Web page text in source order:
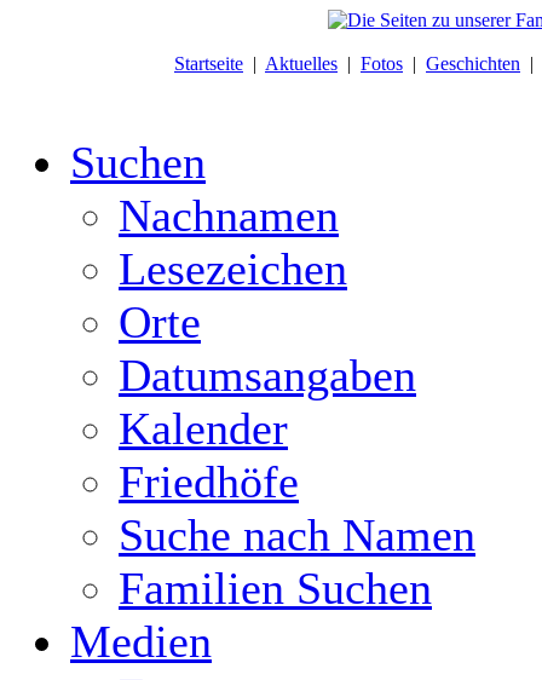
Startseite | Aktuelles | Fotos | Geschichten |
Suchen
Nachnamen
Lesezeichen
Orte
Datumsangaben
Kalender
Friedhöfe
Suche nach Namen
Familien Suchen
Medien